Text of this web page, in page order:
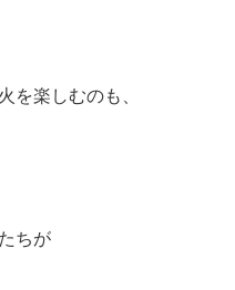
を楽しむのも、
ちが